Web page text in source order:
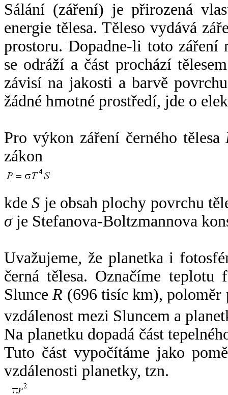
Sálání (záření) je přirozená
energie tělesa. Těleso vydává
prostoru. Dopadne-li toto záření
se odráží a část prochází
závisí na jakosti a barvě
žádné hmotné prostředí, jde o
Pro výkon záření černého tělesa
zákon
kdeS je obsah plochy povrchu
σje Stefanova-Boltzmannova
Uvažujeme, že planetka i
černá tělesa. Označíme
SlunceR (696 tisíc km),
vzdálenost mezi Sluncem a
Na planetku dopadá část
Tuto část vypočítáme jako
vzdálenosti planetky, tzn.